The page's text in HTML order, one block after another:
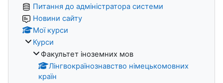
Питання до адміністратора системи
Новини сайту
Мої курси
Курси
Факультет іноземних мов
Лінгвокраїнознавство німецькомовних
країн